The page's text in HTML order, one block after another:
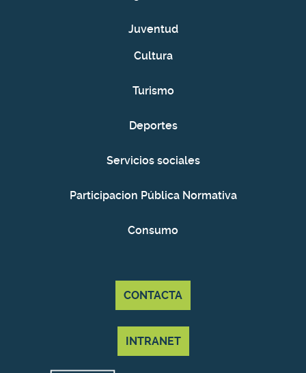
Juventud
Cultura
Turismo
Deportes
Servicios sociales
Participacion Pública Normativa
Consumo
CONTACTA
INTRANET